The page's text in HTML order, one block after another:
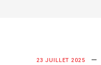
23 JUILLET 2025